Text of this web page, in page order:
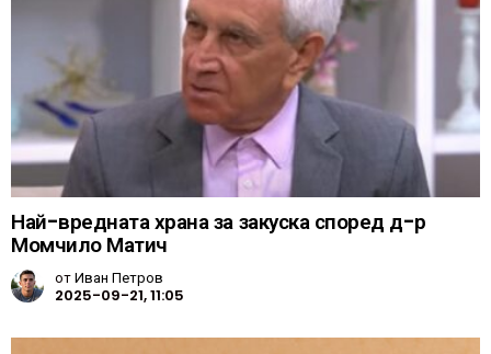
Най-вредната храна за закуска според д-р
Момчило Матич
отИван Петров
2025-09-21, 11:05